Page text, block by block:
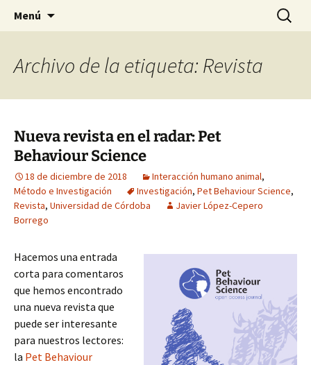
HABIER – Vínculo humano-
animal: Intervenciones,
Formación e Investigación
HABIER – Human-animal bond in
interventions, education & research
Menú Buscar:
Archivo de la etiqueta: Revista
Nueva revista en el radar: Pet
Behaviour Science
18 de diciembre de 2018 Interacción humano animal,
Método e Investigación
Investigación, Pet Behaviour Science,
Revista, Universidad de Córdoba
Javier López-Cepero
Borrego
Hacemos una entrada
corta para comentaros
que hemos encontrado
una nueva revista que
puede ser interesante
para nuestros lectores:
la Pet Behaviour